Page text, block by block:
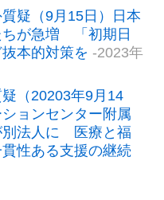
疑（9月15日）日本
ちが急増 「初期日
本的対策を -2023年
（20203年9月14
ョンセンター附属
別法人に 医療と福
性ある支援の継続